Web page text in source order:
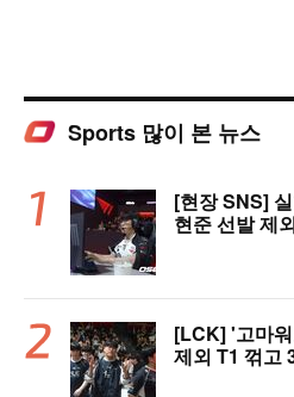
Sports 많이 본 뉴스
[현장 SNS]
현준 선발 제
[LCK] '고마
제외 T1 꺾고